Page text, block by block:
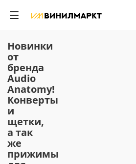
Новинки
от
бренда
Audio
Anatomy!
Конверты
и
щетки,
а так
же
прижимы